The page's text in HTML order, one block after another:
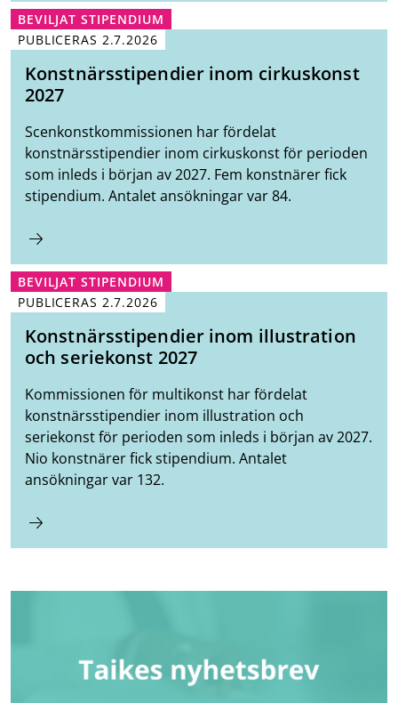
BEVILJAT STIPENDIUM
PUBLICERAS 2.7.2026
Konstnärsstipendier inom cirkuskonst
2027
Scenkonstkommissionen har fördelat
konstnärsstipendier inom cirkuskonst för perioden
som inleds i början av 2027. Fem konstnärer fick
stipendium. Antalet ansökningar var 84.
BEVILJAT STIPENDIUM
PUBLICERAS 2.7.2026
Konstnärsstipendier inom illustration
och seriekonst 2027
Kommissionen för multikonst har fördelat
konstnärsstipendier inom illustration och
seriekonst för perioden som inleds i början av 2027.
Nio konstnärer fick stipendium. Antalet
ansökningar var 132.